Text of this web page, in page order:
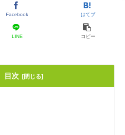
Facebook はてブ
LINE コピー
目次